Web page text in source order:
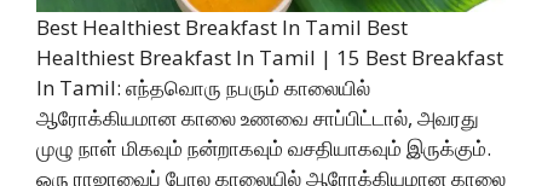
Best Healthiest Breakfast In Tamil Best
Healthiest Breakfast In Tamil | 15 Best Breakfast
In Tamil: எந்தவொரு நபரும் காலையில்
ஆரோக்கியமான காலை உணவை சாப்பிட்டால், அவரது
முழு நாள் மிகவும் நன்றாகவும் வசதியாகவும் இருக்கும்.
ஒரு ராஜாவைப் போல காலையில் ஆரோக்கியமான காலை